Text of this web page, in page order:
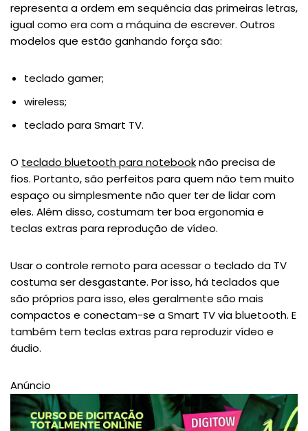
representa a ordem em sequência das primeiras letras,
igual como era com a máquina de escrever. Outros
modelos que estão ganhando força são:
teclado gamer;
wireless;
teclado para Smart TV.
O teclado bluetooth para notebooknão precisa de
fios. Portanto, são perfeitos para quem não tem muito
espaço ou simplesmente não quer ter de lidar com
eles. Além disso, costumam ter boa ergonomia e
teclas extras para reprodução de vídeo.
Usar o controle remoto para acessar o teclado da TV
costuma ser desgastante. Por isso, há teclados que
são próprios para isso, eles geralmente são mais
compactos e conectam-se a Smart TV via bluetooth. E
também tem teclas extras para reproduzir vídeo e
áudio.
Anúncio